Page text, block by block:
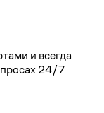
и всегда
24/7